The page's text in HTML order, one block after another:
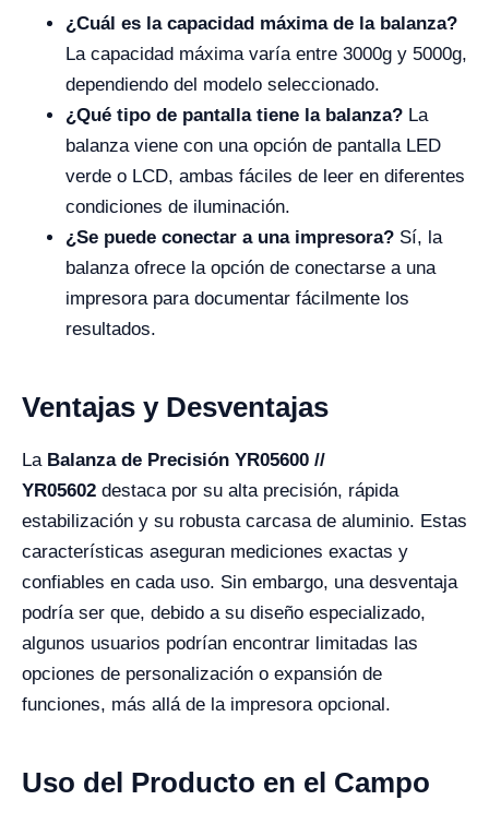
¿Cuál es la capacidad máxima de la balanza?
La capacidad máxima varía entre 3000g y 5000g,
dependiendo del modelo seleccionado.
¿Qué tipo de pantalla tiene la balanza? La
balanza viene con una opción de pantalla LED
verde o LCD, ambas fáciles de leer en diferentes
condiciones de iluminación.
¿Se puede conectar a una impresora? Sí, la
balanza ofrece la opción de conectarse a una
impresora para documentar fácilmente los
resultados.
Ventajas y Desventajas
La Balanza de Precisión YR05600 //
YR05602 destaca por su alta precisión, rápida
estabilización y su robusta carcasa de aluminio. Estas
características aseguran mediciones exactas y
confiables en cada uso. Sin embargo, una desventaja
podría ser que, debido a su diseño especializado,
algunos usuarios podrían encontrar limitadas las
opciones de personalización o expansión de
funciones, más allá de la impresora opcional.
Uso del Producto en el Campo